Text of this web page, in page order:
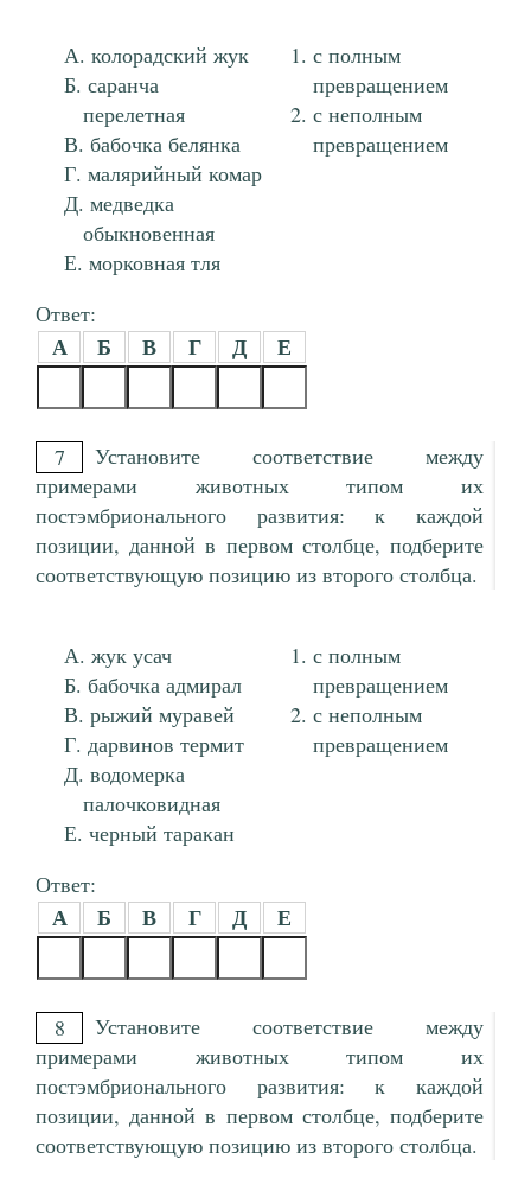
колорадский жук
саранча
перелетная
бабочка белянка
малярийный комар
медведка
обыкновенная
морковная тля
с полным
превращением
с неполным
превращением
Ответ:
А Б В Г Д Е
7
Установите соответствие между
примерами животных типом их
постэмбрионального развития: к каждой
позиции, данной в первом столбце, подберите
соответствующую позицию из второго столбца.
жук усач
бабочка адмирал
рыжий муравей
дарвинов термит
водомерка
палочковидная
черный таракан
с полным
превращением
с неполным
превращением
Ответ:
А Б В Г Д Е
8
Установите соответствие между
примерами животных типом их
постэмбрионального развития: к каждой
позиции, данной в первом столбце, подберите
соответствующую позицию из второго столбца.